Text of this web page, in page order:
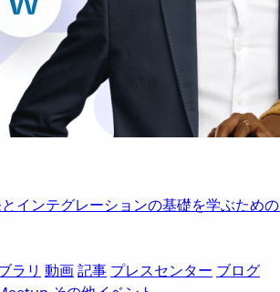
ンテグレーションの基礎を学ぶため
ラリ 動画記事 プレスセンター ブログ